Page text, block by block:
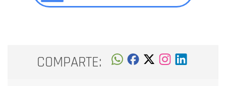
COMPARTE: